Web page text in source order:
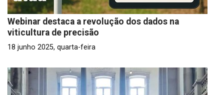
Webinar destaca a revolução dos dados na
viticultura de precisão
18 junho 2025, quarta-feira